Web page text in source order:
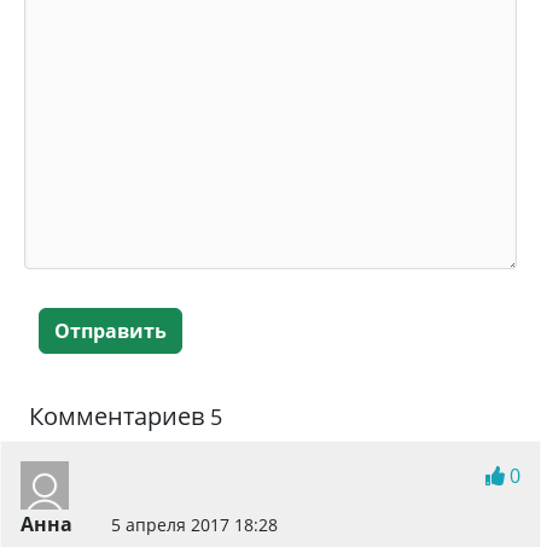
Отправить
Комментариев 5
0
Анна
5 апреля 2017 18:28